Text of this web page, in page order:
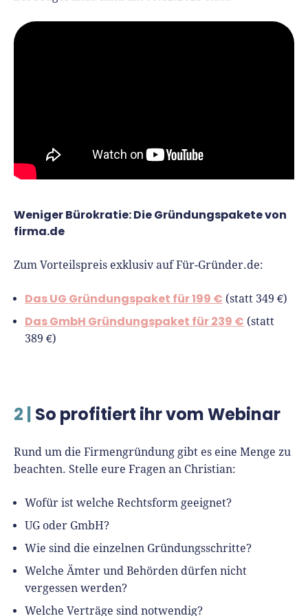
Weitere Tools & Vorlagen
Vergleiche
Steuerberatung
Weniger Bürokratie: Die Gründungspakete von
firma.de
Zum Vorteilspreis exklusiv auf Für-Gründer.de:
Das UG Gründungspaket für 199 € (statt 349 €)
Das GmbH Gründungspaket für 239 € (statt
389 €)
2 | So profitiert ihr vom Webinar
Rund um die Firmengründung gibt es eine Menge zu
beachten. Stelle eure Fragen an Christian:
Wofür ist welche Rechtsform geeignet?
UG oder GmbH?
Wie sind die einzelnen Gründungsschritte?
Welche Ämter und Behörden dürfen nicht
vergessen werden?
Welche Verträge sind notwendig?